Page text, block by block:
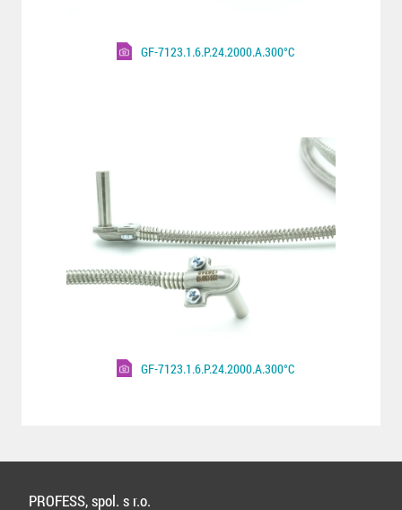
GF-7123.1.6.P.24.2000.A.300°C
GF-7123.1.6.P.24.2000.A.300°C
PROFESS, spol. s r.o.